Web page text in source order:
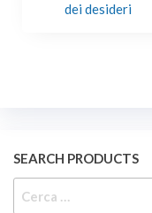
dei desideri
SEARCH PRODUCTS